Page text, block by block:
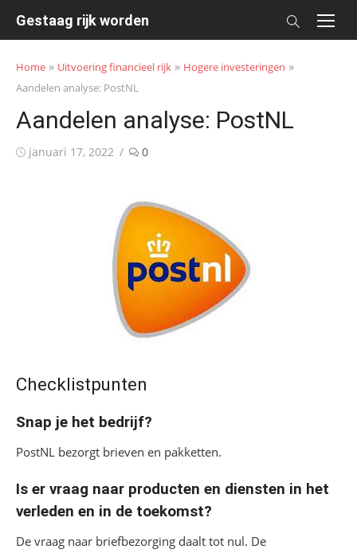
Gestaag rijk worden
Home » Uitvoering financieel rijk » Hogere investeringen »
Aandelen analyse: PostNL
Aandelen analyse: PostNL
Posted
januari 17, 2022 0
Checklistpunten
Snap je het bedrijf?
PostNL bezorgt brieven en pakketten.
Is er vraag naar producten en diensten in het
verleden en in de toekomst?
De vraag naar briefbezorging daalt tot nul. De